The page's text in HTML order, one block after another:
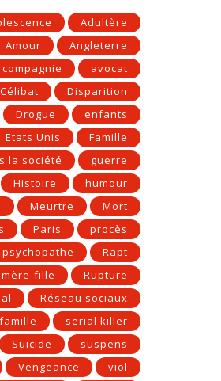
Adultère
Amour
Angleterre
avocat
Célibat
Disparition
Drogue
enfants
Etats Unis
Famille
la société
guerre
Histoire
humour
Meurtre
Mort
Paris
procès
psychopathe
Rapt
fille
Rupture
Réseau sociaux
serial killer
Suicide
suspens
Vengeance
viol